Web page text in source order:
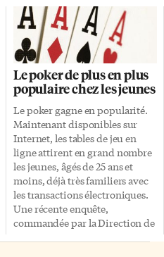
élevé mais simplement terminé
par Artémise, après la mort de
son époux en 353 av. J.-C. C’est
de son vivant que Mausole
entreprend la construction
d’un tombeau dans sa ville
d’Halicarnasse (aujourd’hui
Bodrum, en Turquie). Les
architectes Satyrus et Pythis,
ainsi que les sculpteurs Scopas,
Léocharès, Bryaxis et Timothée
ont terminé le […]
Le poker de plus en plus
populaire chez les jeunes
Le poker gagne en popularité.
Maintenant disponibles sur
Internet, les tables de jeu en
ligne attirent en grand nombre
les jeunes, âgés de 25 ans et
moins, déjà très familiers avec
les transactions électroniques.
Une récente enquête,
commandée par la Direction de